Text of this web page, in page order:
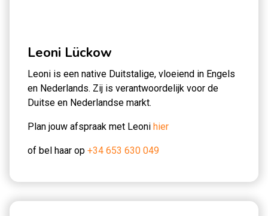
Leoni Lückow
Leoni is een native Duitstalige, vloeiend in Engels
en Nederlands. Zij is verantwoordelijk voor de
Duitse en Nederlandse markt.
Plan jouw afspraak met Leoni hier
of bel haar op +34 653 630 049